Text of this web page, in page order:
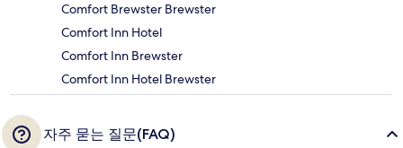
Comfort Brewster Brewster
Comfort Inn Hotel
Comfort Inn Brewster
Comfort Inn Hotel Brewster
자주 묻는 질문(FAQ)